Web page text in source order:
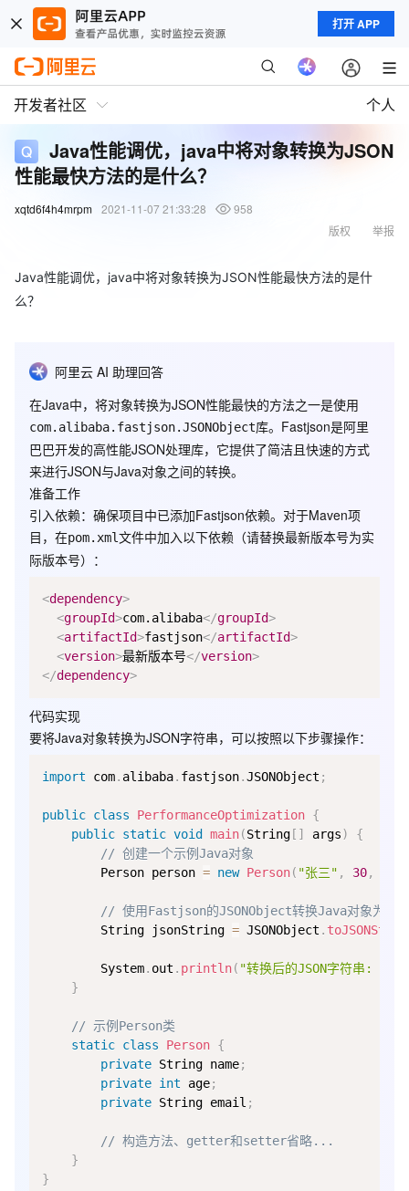
打开 APP
开发者社区 个人
Java性能调优，java中将对象转换为JSON
性能最快方法的是什么？
xqtd6f4h4mrpm 2021-11-07 21:33:28
958
举报
版权
Java性能调优，java中将对象转换为JSON性能最快方法的是什
么？
阿里云 AI 助理回答
在Java中，将对象转换为JSON性能最快的方法之一是使用
com.alibaba.fastjson.JSONObject库。Fastjson是阿里
巴巴开发的高性能JSON处理库，它提供了简洁且快速的方式
来进行JSON与Java对象之间的转换。
准备工作
引入依赖：确保项目中已添加Fastjson依赖。对于Maven项
目，在pom.xml文件中加入以下依赖（请替换最新版本号为实
际版本号）：
<dependency>
<groupId>com.alibaba</groupId>
<artifactId>fastjson</artifactId>
<version>最新版本号</version>
</dependency>
代码实现
要将Java对象转换为JSON字符串，可以按照以下步骤操作：
import com. alibaba. fastjson.JSONObject ;
public class PerformanceOptimization {
public static void main(String [ ] args)
{
// 创建一个示例Java对象
        Person person
= new Person( "张三" , 30,
// 使用Fastjson的JSONObject转换Java对象为
        String jsonString
= JSONObject .
        System
. out . println( "转换后的JSON字符串: "
}
// 示例Person类
static class Person {
private String name;
private int age;
private String email ;
// 构造方法、getter和setter省略...
}
}